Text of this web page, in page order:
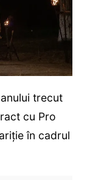
trecut
cu Pro
în cadrul